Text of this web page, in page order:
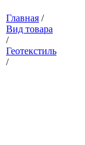
Главная /
Вид товара
/
Геотекстиль
/